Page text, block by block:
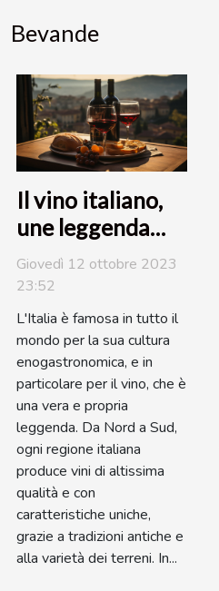
Bevande
Il vino italiano,
une leggenda
mondiale
Giovedì 12 ottobre 2023
23:52
L'Italia è famosa in tutto il
mondo per la sua cultura
enogastronomica, e in
particolare per il vino, che è
una vera e propria
leggenda. Da Nord a Sud,
ogni regione italiana
produce vini di altissima
qualità e con
caratteristiche uniche,
grazie a tradizioni antiche e
alla varietà dei terreni. In...